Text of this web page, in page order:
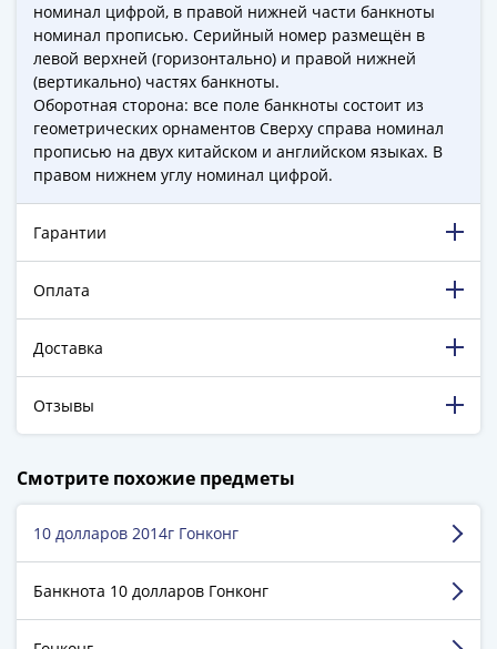
(1894-
1917)
Александр
(1881-
1894)
Александр
(1854-
1881)
Николай
(1826-
1855)
1825)
Екатерина
номинал цифрой, в правой нижней части банкноты
номинал прописью. Серийный номер размещён в
левой верхней (горизонтально) и правой нижней
(вертикально) частях банкноты.
Оборотная сторона: все поле банкноты состоит из
геометрических орнаментов Сверху справа номинал
прописью на двух китайском и английском языках. В
правом нижнем углу номинал цифрой.
Гарантии
Оплата
Доставка
Отзывы
5 129 пятизвёздочных отзывов на Яндекс.Маркете.
Устинов Алексей
г. Санкт-Петербург
Достоинства:Прекрасный магазин! Заказ
Смотрите похожие предметы
Банкнота 10 долларов Гонконг
10 долларов 2014г Гонконг